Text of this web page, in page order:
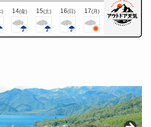
) 14(金) 15(土) 16(日) 17(月)